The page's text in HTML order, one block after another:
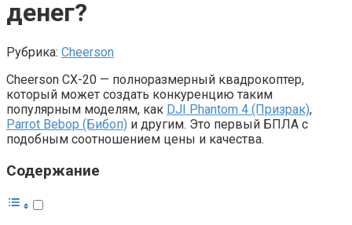
денег?
Рубрика: Cheerson
Cheerson CX-20 — полноразмерный квадрокоптер,
который может создать конкуренцию таким
популярным моделям, как DJI Phantom 4 (Призрак),
Parrot Bebop (Бибоп) и другим. Это первый БПЛА с
подобным соотношением цены и качества.
Содержание